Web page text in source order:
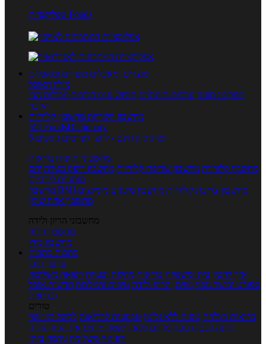
אפליקציית Foods
מוצרים ומאכלים מוצרים ומאכלים
מילון האוכל
תפריטי תזונה ערכים תזונתיים חיפוש ע"פ רכיבים מכילים הכי
הרבה
מחשבון קלוריות מחשבון קלוריות
מנוי FoodsDictionary
5 ימי ניסיון חינם - לחצו לפרטים נוספים
מחשבוני תזונה ובריאות
מחשבון קלוריות מחשבון שריפת קלוריות מחשבון דופק מטרה יחס
מותניים לירכיים
מחשבון BMI
מחשבון צריכת קלוריות מחשבון מינונים מומלצים
מחשבון אחוז שומן
מחשבוני הריון ולידה
מחשבון הריון
מחשבון ביוץ
כתבות כתבות
ערוצי תוכן
איך להכין בית ומשפחה בריאות מחלות ובעיות רפואה משלימה
ספורט וכושר גופני נשים, הריון ולידה טיפים והמלצות חדשות אוכל
ובריאות
טורים
בריאות בצלחת טעים ללא גלוטן טבעונות לבריאות לבשל כמו שף
תזונה לבטן רגועה מרזים ללא דיאטה מזיזים את הגוף הרזיה
ורפואה משלימה גורמה ביתי